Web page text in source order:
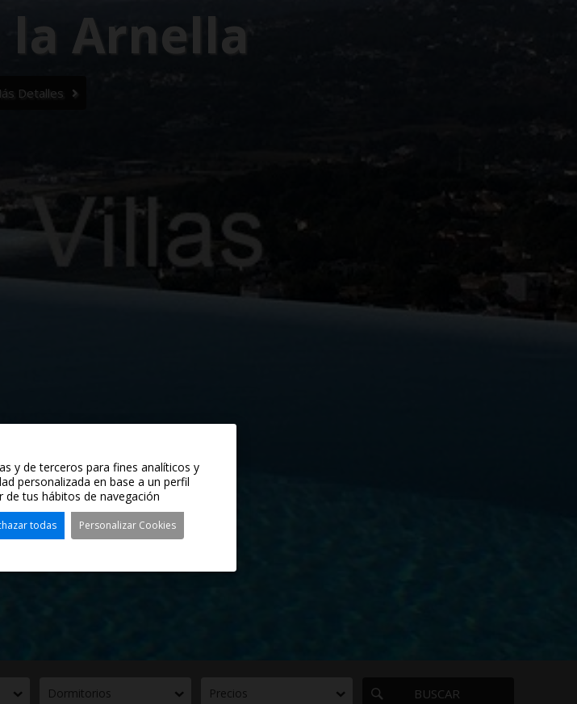
vistas al mar
€
Dormitorios Precios BUSCAR
y de terceros para fines analíticos y
personalizada en base a un perfil
de tus hábitos de navegación
todas Personalizar Cookies